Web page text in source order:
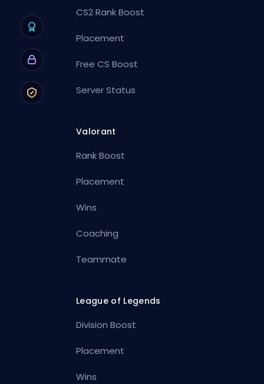
CS2 Rank Boost
Placement
Free CS Boost
Server Status
Valorant
Rank Boost
Placement
Wins
Coaching
Teammate
League of Legends
Division Boost
Placement
Wins